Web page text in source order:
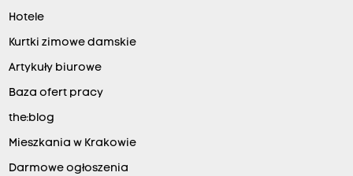
Hotele
Kurtki zimowe damskie
Artykuły biurowe
Baza ofert pracy
the:blog
Mieszkania w Krakowie
Darmowe ogłoszenia